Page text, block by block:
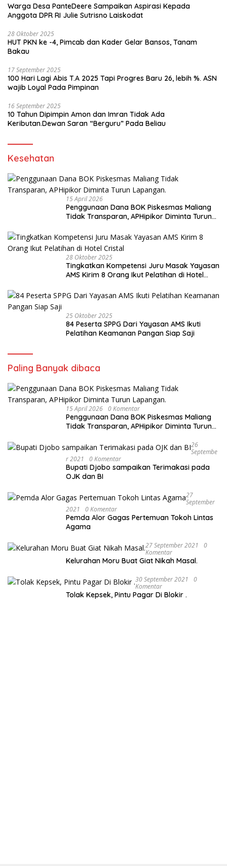
Warga Desa PanteDeere Sampaikan Aspirasi Kepada
Anggota DPR RI Julie Sutrisno Laiskodat
28 Oktober 2025
HUT PKN ke -4, Pimcab dan Kader Gelar Bansos, Tanam
Bakau
17 September 2025
100 Hari Lagi Abis T.A 2025 Tapi Progres Baru 26, lebih %. ASN
wajib Loyal Pada Pimpinan
16 September 2025
10 Tahun Dipimpin Amon dan Imran Tidak Ada
Keributan.Dewan Saran “Berguru” Pada Beliau
Kesehatan
15 April 2026
Penggunaan Dana BOK Piskesmas Maliang
Tidak Transparan, APHipikor Diminta Turun
28 Oktober 2025
Tingkatkan Kompetensi Juru Masak Yayasan
AMS Kirim 8 Orang Ikut Pelatihan di Hotel
25 Oktober 2025
84 Peserta SPPG Dari Yayasan AMS Ikuti
Pelatihan Keamanan Pangan Siap Saji
Paling Banyak dibaca
15 April 2026 0 Komentar
Penggunaan Dana BOK Piskesmas Maliang
Tidak Transparan, APHipikor Diminta Turun
26
Septembe
R 2021
0 Komentar
Bupati Djobo sampaikan Terimakasi pada
OJK dan BI
27
September
2021
0 Komentar
Pemda Alor Gagas Pertemuan Tokoh Lintas
Agama
27 September 2021
0
Komentar
Kelurahan Moru Buat Giat Nikah Masal.
30 September 2021
0
Komentar
Tolak Kepsek, Pintu Pagar Di Blokir .